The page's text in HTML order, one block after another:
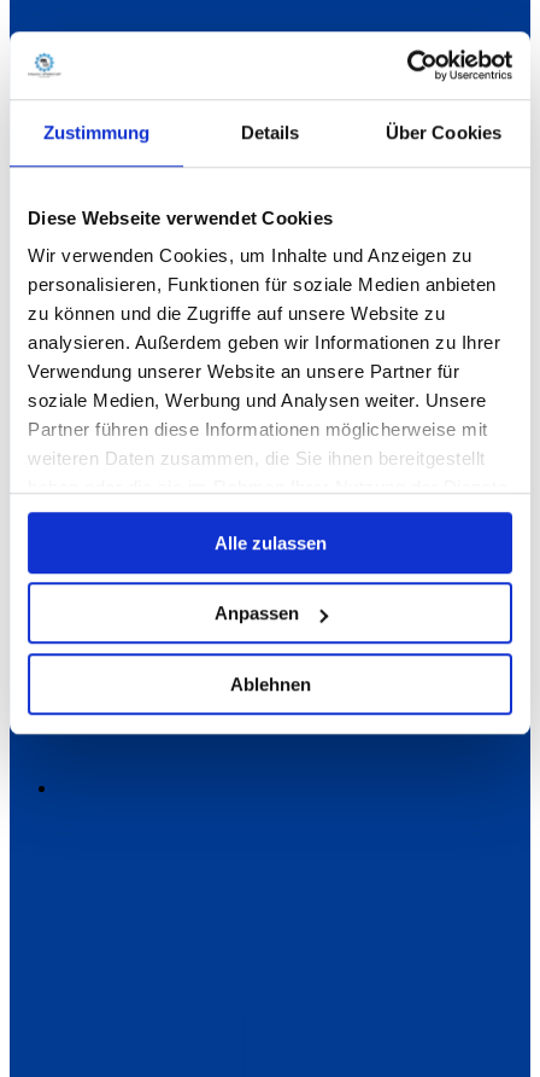
Zustimmung Details Über Cookies
Diese Webseite verwendet Cookies
Wir verwenden Cookies, um Inhalte und Anzeigen zu
personalisieren, Funktionen für soziale Medien anbieten
zu können und die Zugriffe auf unsere Website zu
analysieren. Außerdem geben wir Informationen zu Ihrer
Verwendung unserer Website an unsere Partner für
soziale Medien, Werbung und Analysen weiter. Unsere
Partner führen diese Informationen möglicherweise mit
weiteren Daten zusammen, die Sie ihnen bereitgestellt
gesammelt haben.
Alle zulassen
Anpassen
Ablehnen